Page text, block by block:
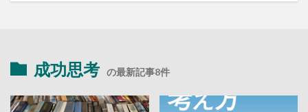
成功思考 の最新記事8件